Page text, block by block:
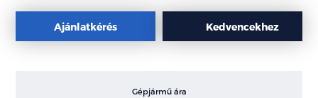
Ajánlatkérés Kedvencekhez
Gépjármű ára